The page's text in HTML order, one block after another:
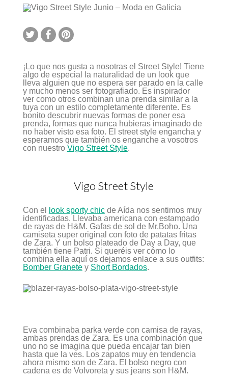
Street
Style
–
Moda
¡Lo que nos gusta a nosotras el Street Style! Tiene
algo de especial la naturalidad de un look que
lleva alguien que no espera ser parado en la calle
y mucho menos ser fotografiado. Es inspirador
ver como otros combinan una prenda similar a la
tuya con un estilo completamente diferente. Es
bonito descubrir nuevas formas de poner esa
prenda, formas que nunca hubieras imaginado de
no haber visto esa foto. El street style engancha y
esperamos que también os enganche a vosotros
con nuestro Vigo Street Style.
Vigo Street Style
Con el look sporty chicde Aída nos sentimos muy
identificadas. Llevaba americana con estampado
de rayas de H&M. Gafas de sol de Mr.Boho. Una
camiseta super original con foto de patatas fritas
de Zara. Y un bolso plateado de Day a Day, que
también tiene Patri. Si queréis ver cómo lo
combina ella aquí os dejamos enlace a sus outfits:
Bomber Granetey Short Bordados.
Eva combinaba parka verde con camisa de rayas,
ambas prendas de Zara. Es una combinación que
uno no se imagina que pueda encajar tan bien
hasta que la ves. Los zapatos muy en tendencia
ahora mismo son de Zara. El bolso negro con
cadena es de Volvoreta y sus jeans son H&M.